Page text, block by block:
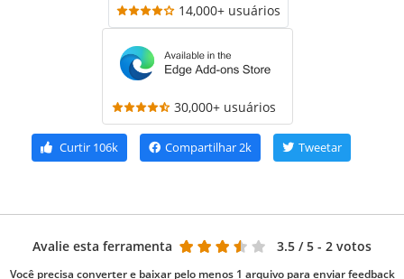
14,000+ usuários
30,000+ usuários
Curtir 106k Compartilhar 2k Tweetar
Avalie esta ferramenta 3.5 / 5 - 2 votos
Você precisa converter e baixar pelo menos 1 arquivo para enviar feedback